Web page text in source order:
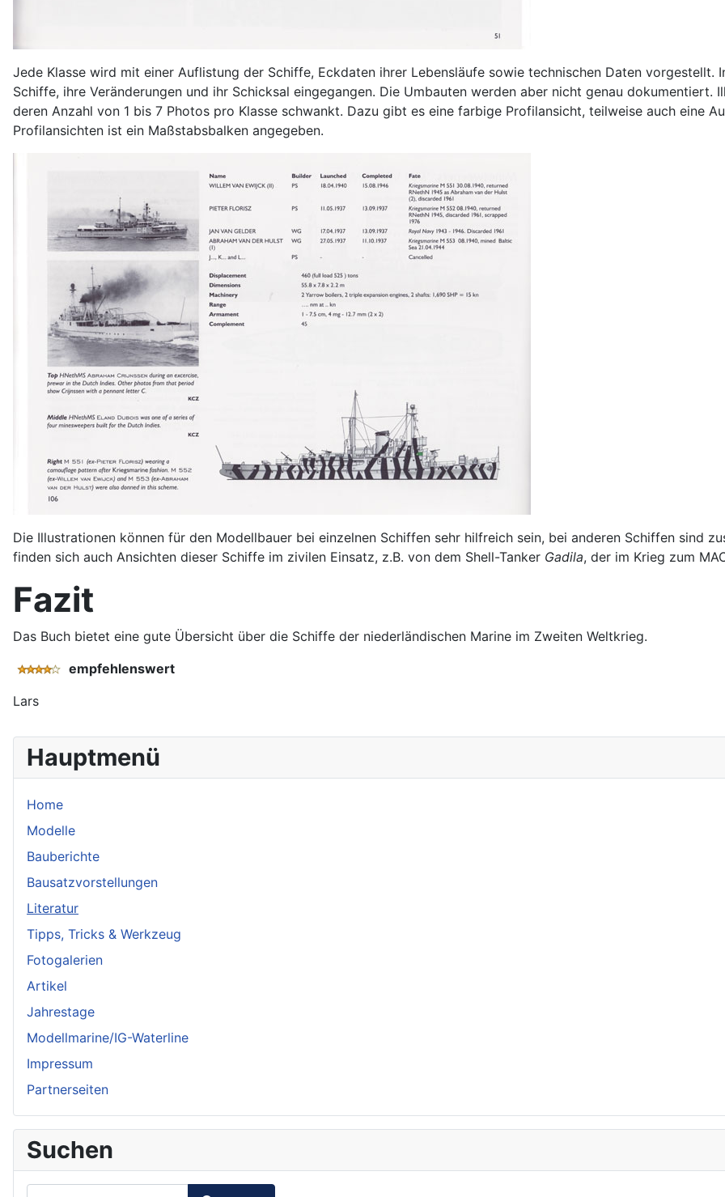
Hauptmenü
Home
Modelle
Bauberichte
Bausatzvorstellungen
Literatur
Tipps, Tricks & Werkzeug
Fotogalerien
Artikel
Jahrestage
Modellmarine/IG-Waterline
Impressum
Partnerseiten
Suchen
Jede Klasse wird mit einer Auflistung der Schiffe, Eckdaten ihrer Lebensläufe sowie technischen Daten
Schiffe, ihre Veränderungen und ihr Schicksal eingegangen. Die Umbauten werden aber nicht genau
deren Anzahl von 1 bis 7 Photos pro Klasse schwankt. Dazu gibt es eine farbige Profilansicht, teilweise auch eine
Profilansichten ist ein Maßstabsbalken angegeben.
Die Illustrationen können für den Modellbauer bei einzelnen Schiffen sehr hilfreich sein, bei anderen Schiffen sind
finden sich auch Ansichten dieser Schiffe im zivilen Einsatz, z.B. von dem Shell-Tanker Gadila, der im Krieg zum
Fazit
Das Buch bietet eine gute Übersicht über die Schiffe der niederländischen Marine im Zweiten Weltkrieg.
empfehlenswert
Lars